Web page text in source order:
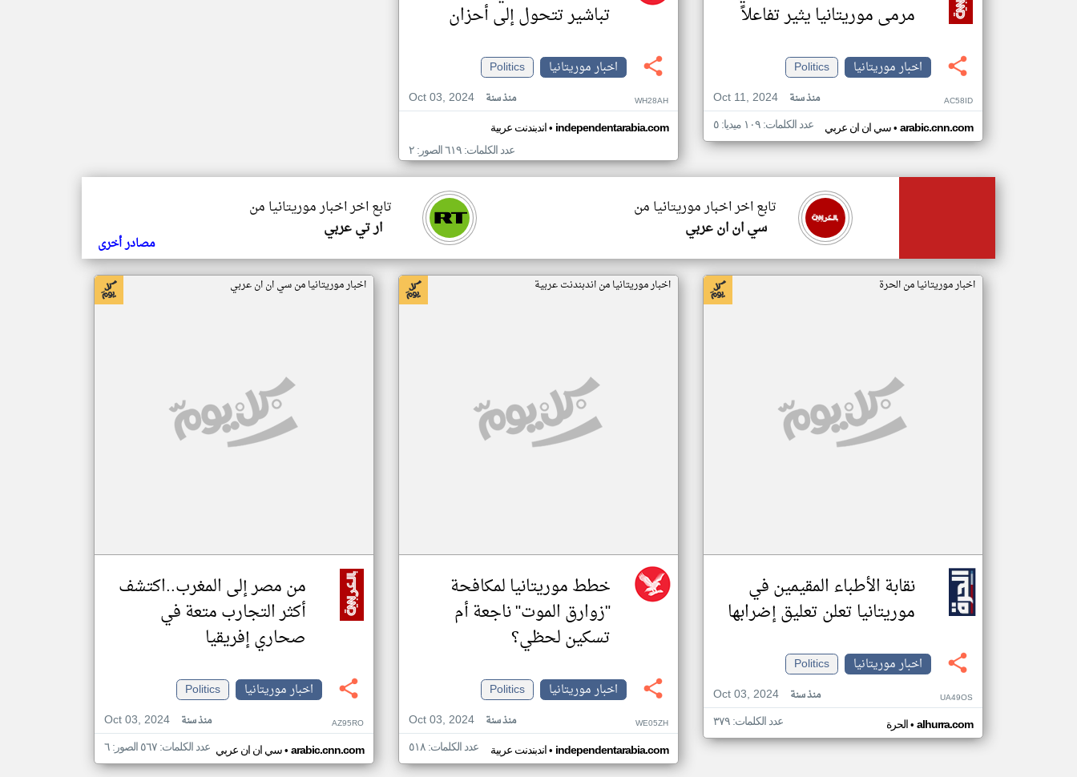
مرمى موريتانيا يثير تفاعلاً
اخبار موريتانيا
Politics
Oct 11, 2024
منذ سنة AC58ID
سي ان ان عربي• arabic.cnn.com عدد الكلمات: ١٠٩ ميديا: ٥
تباشير تتحول إلى أحزان
اخبار موريتانيا
Politics
Oct 03, 2024
منذ سنة WH28AH
اندبندنت عربية• independentarabia.com
عدد الكلمات: ٦١٩ الصور: ٢
تابع اخر اخبار موريتانيا من
ار تي عربي
تابع اخر اخبار موريتانيا من
سي ان ان عربي
مصادر أخرى
اخبار موريتانيا من الحرة
نقابة الأطباء المقيمين في
موريتانيا تعلن تعليق إضرابها
اخبار موريتانيا
Politics
Oct 03, 2024
منذ سنة UA49OS
الحرة• alhurra.com عدد الكلمات: ٣٧٩
اخبار موريتانيا من اندبندنت عربية
خطط موريتانيا لمكافحة
"زوارق الموت" ناجعة أم
تسكين لحظي؟
اخبار موريتانيا
Politics
Oct 03, 2024
منذ سنة WE05ZH
اندبندنت عربية• independentarabia.com عدد الكلمات: ٥١٨
اخبار موريتانيا من سي ان ان عربي
من مصر إلى المغرب..اكتشف
أكثر التجارب متعة في
صحاري إفريقيا
اخبار موريتانيا
Politics
Oct 03, 2024
منذ سنة AZ95RO
سي ان ان عربي• arabic.cnn.com عدد الكلمات: ٥٦٧ الصور: ٦